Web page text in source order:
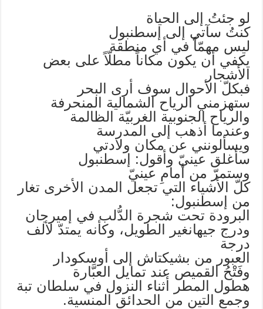
لو جئتُ إلى الحياة
كنتُ سآتي إلى إسطنبول
ليس مهمّاً في أي منطقة
يكفي أن يكون مكاناً مطلّاً على بعض
الأشجار
فبكلّ الأحوال سوف أرى البحر
ستهزمني الرياح الشمالية المنحرفة
والرياح الجنوبية الغربيّة الظالمة
وعندما أذهب إلى المدرسة
ويسألونني عن مكان ولادتي
سأغلق عينيّ وأقول: إسطنبول
وستمرّ من أمامِ عينيّ
كلّ الأشياء التي تجعل المدن الأخرى تغار
من إسطنبول:
البرودة تحت شجرة الدُّلب في إميرجان
ودرج جيهانغير الطويل، وكأنه يمتدّ لألف
درجة
العبور من بشيكتاش إلى أوسكودار
وفَتْحُ القميص عند تمايل العبَّارة
هطول المطر أثناء النزول في سلطان تبة
وجمع التين من الحدائق المنسية.